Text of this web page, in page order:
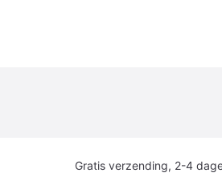
Gratis verzending, 2-4